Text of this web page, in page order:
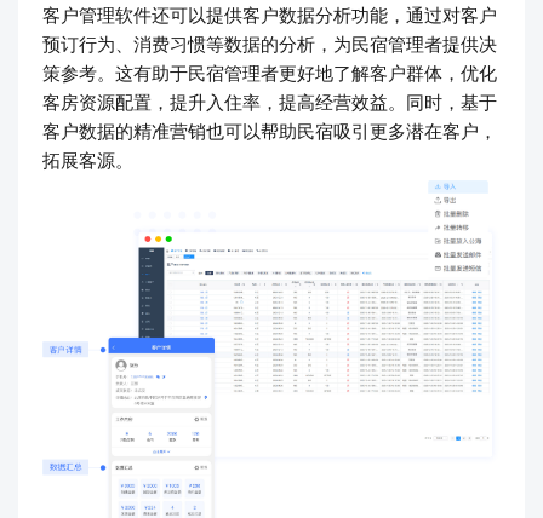
客户管理软件还可以提供客户数据分析功能，通过对客户
预订行为、消费习惯等数据的分析，为民宿管理者提供决
策参考。这有助于民宿管理者更好地了解客户群体，优化
客房资源配置，提升入住率，提高经营效益。同时，基于
客户数据的精准营销也可以帮助民宿吸引更多潜在客户，
拓展客源。